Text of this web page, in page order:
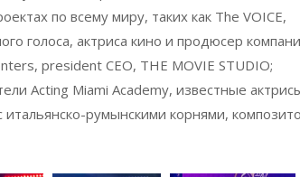
по всему миру, таких как The VOICE,
голоса, актриса кино и продюсер
рresident CEO, THE MOVIE STUDIO;
Acting Miami Academy, известные
итальянско-румынскими корнями,